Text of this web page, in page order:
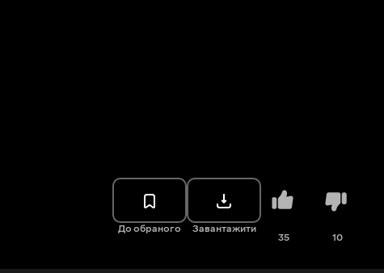
До обраного Завантажити
35 10